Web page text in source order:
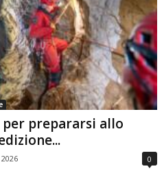
prepararsi allo
0